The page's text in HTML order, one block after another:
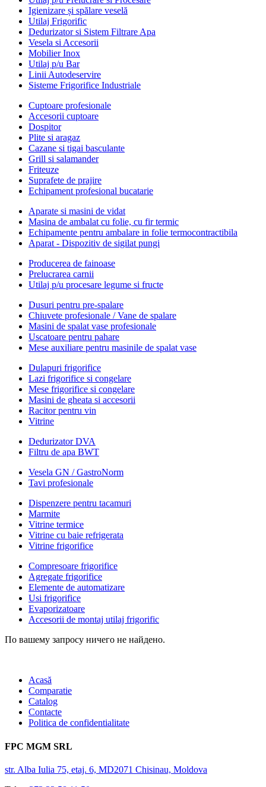
Igienizare și spălare veselă
Utilaj Frigorific
Dedurizator si Sistem Filtrare Apa
Vesela si Accesorii
Mobilier Inox
Utilaj p/u Bar
Linii Autodeservire
Sisteme Frigorifice Industriale
Cuptoare profesionale
Accesorii cuptoare
Dospitor
Plite si aragaz
Cazane si tigai basculante
Grill si salamander
Friteuze
Suprafete de prajire
Echipament profesional bucatarie
Aparate si masini de vidat
Masina de ambalat cu folie, cu fir termic
Echipamente pentru ambalare in folie termocontractibila
Aparat - Dispozitiv de sigilat pungi
Producerea de fainoase
Prelucrarea carnii
Utilaj p/u procesare legume si fructe
Dusuri pentru pre-spalare
Chiuvete profesionale / Vane de spalare
Masini de spalat vase profesionale
Uscatoare pentru pahare
Mese auxiliare pentru masinile de spalat vase
Dulapuri frigorifice
Lazi frigorifice si congelare
Mese frigorifice si congelare
Masini de gheata si accesorii
Racitor pentru vin
Vitrine
Dedurizator DVA
Filtru de apa BWT
Vesela GN / GastroNorm
Tavi profesionale
Dispenzere pentru tacamuri
Marmite
Vitrine termice
Vitrine cu baie refrigerata
Vitrine frigorifice
Compresoare frigorifice
Agregate frigorifice
Elemente de automatizare
Usi frigorifice
Evaporizatoare
Accesorii de montaj utilaj frigorific
По вашему запросу ничего не найдено.
Acasă
Comparatie
Catalog
Contacte
Politica de confidentialitate
FPC MGM SRL
str. Alba Iulia 75, etaj. 6, MD2071 Chisinau, Moldova